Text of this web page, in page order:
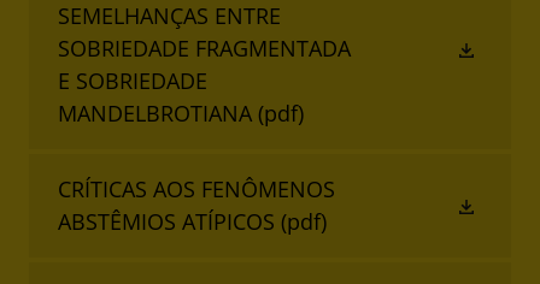
SEMELHANÇAS ENTRE
SOBRIEDADE FRAGMENTADA
E SOBRIEDADE
MANDELBROTIANA (pdf)
CRÍTICAS AOS FENÔMENOS
ABSTÊMIOS ATÍPICOS (pdf)